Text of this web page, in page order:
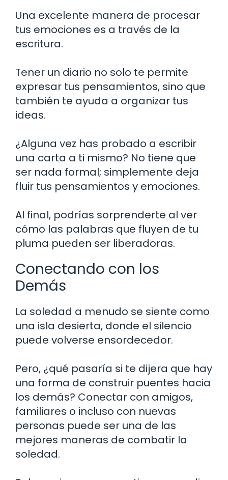
Una excelente manera de procesar
tus emociones es a través de la
escritura.
Tener un diario no solo te permite
expresar tus pensamientos, sino que
también te ayuda a organizar tus
ideas.
¿Alguna vez has probado a escribir
una carta a ti mismo? No tiene que
ser nada formal; simplemente deja
fluir tus pensamientos y emociones.
Al final, podrías sorprenderte al ver
cómo las palabras que fluyen de tu
pluma pueden ser liberadoras.
Conectando con los
Demás
La soledad a menudo se siente como
una isla desierta, donde el silencio
puede volverse ensordecedor.
Pero, ¿qué pasaría si te dijera que hay
una forma de construir puentes hacia
los demás? Conectar con amigos,
familiares o incluso con nuevas
personas puede ser una de las
mejores maneras de combatir la
soledad.